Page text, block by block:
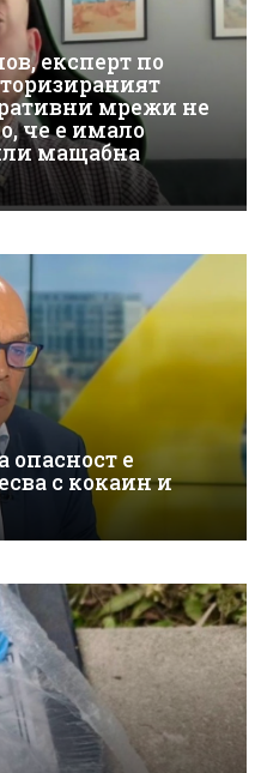
експерт по
мрежи не
че е имало
мащабна
опасност е
с кокаин и